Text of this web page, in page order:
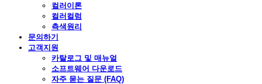
컬러이론
컬러컬럼
측색원리
문의하기
고객지원
카탈로그 및 매뉴얼
소프트웨어 다운로드
자주 묻는 질문 (FAQ)